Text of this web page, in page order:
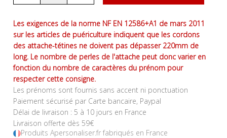
Les exigences de la norme NF EN 12586+A1 de mars 2011
sur les articles de puériculture indiquent que les cordons
des attache-tétines ne doivent pas dépasser 220mm de
long. Le nombre de perles de l'attache peut donc varier en
fonction du nombre de caractères du prénom pour
respecter cette consigne.
Les prénoms sont fournis sans accent ni ponctuation
Paiement sécurisé par Carte bancaire, Paypal
Délai de livraison : 5 à 10 jours en France
Livraison offerte dès 59€
Produits Apersonaliser.fr fabriqués en France